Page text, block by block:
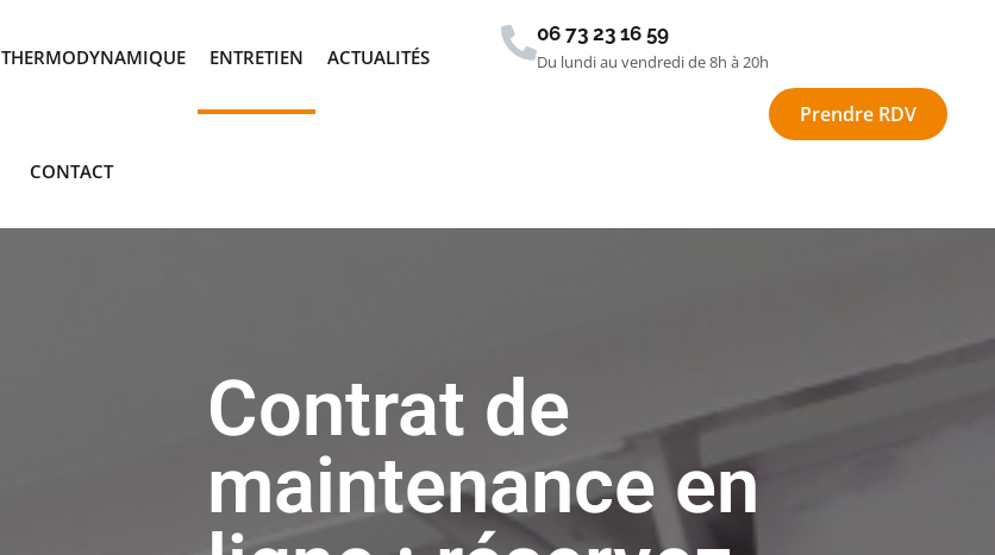
THERMODYNAMIQUE ENTRETIEN ACTUALITÉS
CONTACT
06 73 23 16 59
Du lundi au vendredi de 8h à 20h
Prendre RDV
Contrat de
maintenance en